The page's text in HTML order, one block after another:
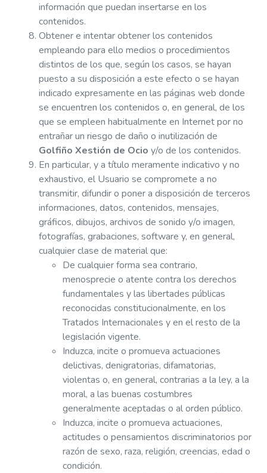
información que puedan insertarse en los
contenidos.
Obtener e intentar obtener los contenidos
empleando para ello medios o procedimientos
distintos de los que, según los casos, se hayan
puesto a su disposición a este efecto o se hayan
indicado expresamente en las páginas web donde
se encuentren los contenidos o, en general, de los
que se empleen habitualmente en Internet por no
entrañar un riesgo de daño o inutilización de
Golfiño Xestión de Ocio y/o de los contenidos.
En particular, y a título meramente indicativo y no
exhaustivo, el Usuario se compromete a no
transmitir, difundir o poner a disposición de terceros
informaciones, datos, contenidos, mensajes,
gráficos, dibujos, archivos de sonido y/o imagen,
fotografías, grabaciones, software y, en general,
cualquier clase de material que:
De cualquier forma sea contrario,
menosprecie o atente contra los derechos
fundamentales y las libertades públicas
reconocidas constitucionalmente, en los
Tratados Internacionales y en el resto de la
legislación vigente.
Induzca, incite o promueva actuaciones
delictivas, denigratorias, difamatorias,
violentas o, en general, contrarias a la ley, a la
moral, a las buenas costumbres
generalmente aceptadas o al orden público.
Induzca, incite o promueva actuaciones,
actitudes o pensamientos discriminatorios por
razón de sexo, raza, religión, creencias, edad o
condición.